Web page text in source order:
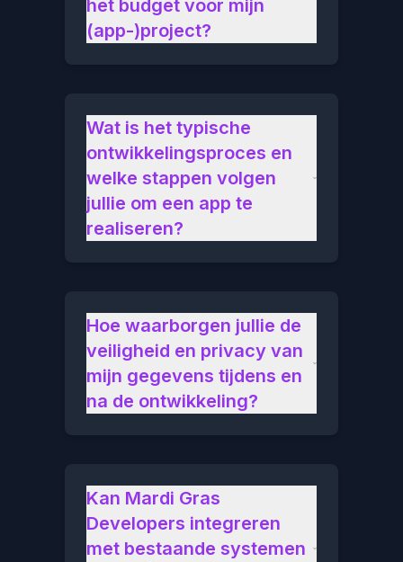
het budget voor mijn
(app-)project?
Wat is het typische
ontwikkelingsproces en
welke stappen volgen
jullie om een app te
realiseren?
Hoe waarborgen jullie de
veiligheid en privacy van
mijn gegevens tijdens en
na de ontwikkeling?
Kan Mardi Gras
Developers integreren
met bestaande systemen